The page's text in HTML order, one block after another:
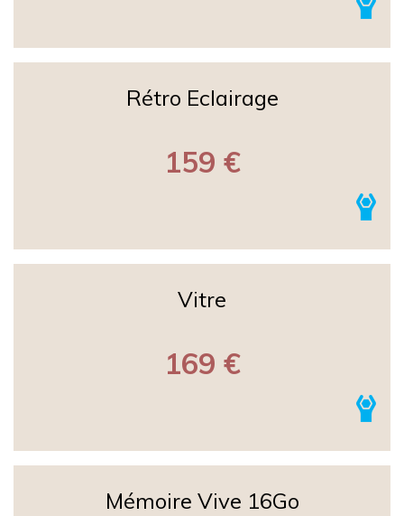
Rétro Eclairage
159 €
Vitre
169 €
Mémoire Vive 16Go